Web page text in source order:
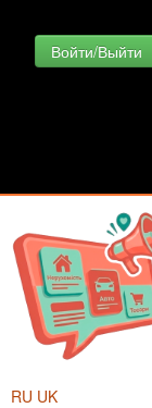
Войти/Выйти
RU UK